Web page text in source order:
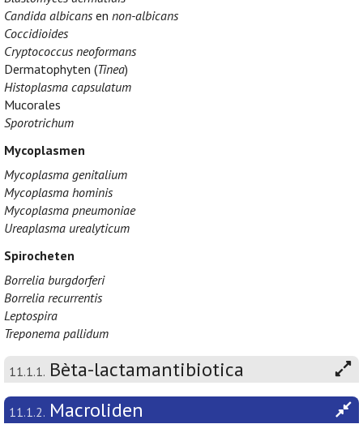
Candida albicans en non-albicans
Coccidioides
Cryptococcus neoformans
Dermatophyten (Tinea)
Histoplasma capsulatum
Mucorales
Sporotrichum
Mycoplasmen
Mycoplasma genitalium
Mycoplasma hominis
Mycoplasma pneumoniae
Ureaplasma urealyticum
Spirocheten
Borrelia burgdorferi
Borrelia recurrentis
Leptospira
Treponema pallidum
11.1.1. Bèta-lactamantibiotica
11.1.2. Macroliden